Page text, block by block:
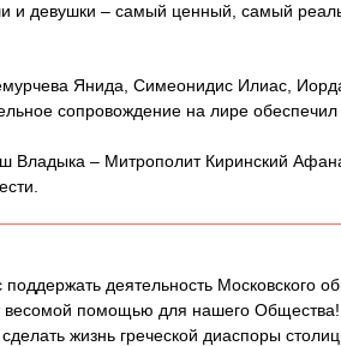
и девушки – самый ценный, самый
Янида, Симеонидис Илиас,
сопровождение на лире
Владыка – Митрополит Киринский
деятельность Московского
весомой помощью для нашего Общества!
жизнь греческой диаспоры